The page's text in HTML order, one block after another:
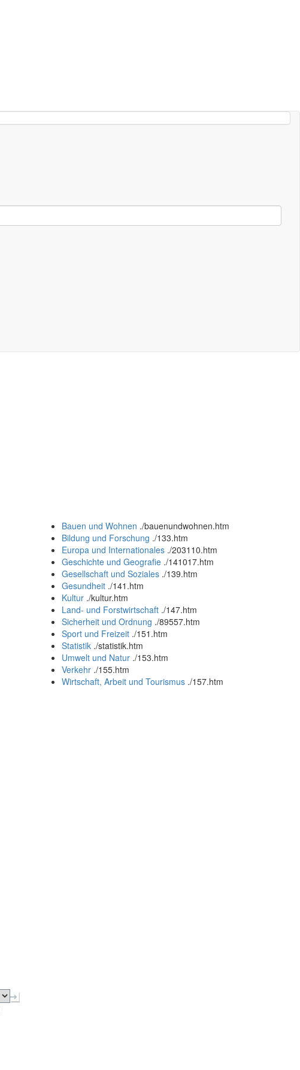
Bauen und Wohnen ./bauenundwohnen.htm
Bildung und Forschung ./133.htm
Europa und Internationales ./203110.htm
Geschichte und Geografie ./141017.htm
Gesellschaft und Soziales ./139.htm
Gesundheit ./141.htm
Kultur ./kultur.htm
Land- und Forstwirtschaft ./147.htm
Sicherheit und Ordnung ./89557.htm
Sport und Freizeit ./151.htm
Statistik ./statistik.htm
Umwelt und Natur ./153.htm
Verkehr ./155.htm
Wirtschaft, Arbeit und Tourismus ./157.htm